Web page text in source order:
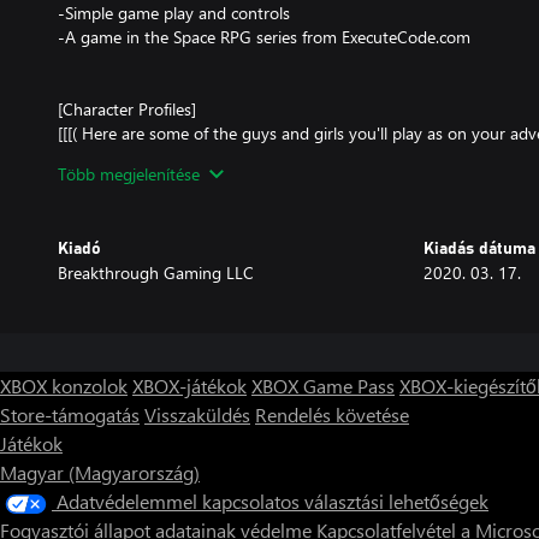
-Simple game play and controls
-A game in the Space RPG series from ExecuteCode.com
[Character Profiles]
[[[( Here are some of the guys and girls you'll play as on your
Heather: A solider in the military. She is skilled in gymnastics and
Well... I'll show him! I'll be the best soldier in this stupid army,
chosen! So... Which sword should I bring on my first solo mission?"
town? Will he be brave and go?
"Hmm... My dreams, huh? I'm taking care of my brother's two
MY life?!"
Matt: The boyfriend of Heather. A soldier in the military. As the
decides he doesn't want to be in the army anymore, or date
all of a sudden?
Több megjelenítése
Kiadó
Breakthrough Gaming LLC
Kiadás dátuma
2020. 03. 17.
XBOX konzolokXBOX-játékokXBOX Game Pass XBOX-
Store-támogatás Visszaküldés Rendelés követése
Játékok
Magyar (Magyarország)
Adatvédelemmel kapcsolatos választási lehetőségek
Fogyasztói állapot adatainak védelme Kapcsolatfelvétel a